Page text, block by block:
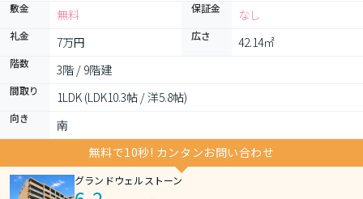
敷金 無料 保証金 なし
礼金 7万円 広さ 42.14㎡
階数 3階 / 9階建
間取り 1LDK (LDK10.3帖 / 洋5.8帖)
向き
南
無料で10秒! カンタンお問い合わせ
グランドウェルストーン